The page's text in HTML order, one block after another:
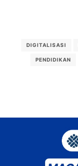
DIGITALISASI
PENDIDIKAN